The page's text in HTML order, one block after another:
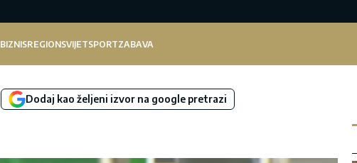
BIZNISREGIONSVIJETSPORTZABAVA
Dodaj kao željeni izvor na google pretrazi